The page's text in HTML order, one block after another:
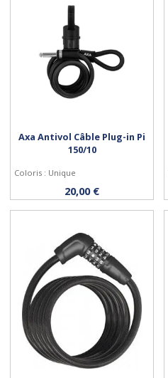
Acheter
Axa Antivol Câble Plug-in Pi
150/10
Coloris : Unique
20,00 €